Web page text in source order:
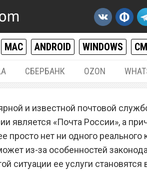
MAC ANDROID WINDOWS
СБЕРБАНК OZON
повергла
товаров
и известной почтовой
является «Почта России», а
просто нет ни одного реального
из-за особенностей
ситуации ее услуги становятся